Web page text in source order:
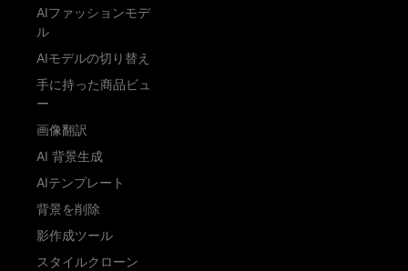
AIファッションモデ
ル
AIモデルの切り替え
手に持った商品ビュ
ー
画像翻訳
AI 背景生成
AIテンプレート
背景を削除
影作成ツール
スタイルクローン